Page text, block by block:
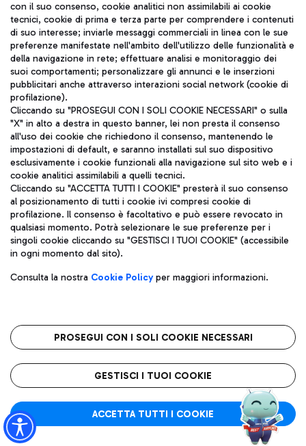
TRAVEL JOURNAL
ITA
Aeroporti di Roma S.p.A. - Società soggetta a direzione e
coordinamento di Mundys S.p.A.
Codice fiscale e Registro delle Imprese di Roma 13032990155 P.
IVA 06572251004
Capitale sociale 62.224.743,00 int. vers.
Sede legale: Via Pier Paolo Racchetti 1 - 00054 Fiumicino (RM)
telefono +39 06 65951
Privacy policy
Note legali
Roma FCO
L'aeroporto stellato
con il suo consenso, cookie analitici non assimilabili ai cookie
tecnici, cookie di prima e terza parte per comprendere i contenuti
di suo interesse; inviarle messaggi commerciali in linea con le sue
preferenze manifestate nell'ambito dell'utilizzo delle funzionalità e
della navigazione in rete; effettuare analisi e monitoraggio dei
suoi comportamenti; personalizzare gli annunci e le inserzioni
pubblicitari anche attraverso interazioni social network (cookie di
profilazione).
Cliccando su "PROSEGUI CON I SOLI COOKIE NECESSARI" o sulla
"X" in alto a destra in questo banner, lei non presta il consenso
all'uso dei cookie che richiedono il consenso, mantenendo le
impostazioni di default, e saranno installati sul suo dispositivo
esclusivamente i cookie funzionali alla navigazione sul sito web e i
cookie analitici assimilabili a quelli tecnici.
Cliccando su "ACCETTA TUTTI I COOKIE" presterà il suo consenso
al posizionamento di tutti i cookie ivi compresi cookie di
profilazione. Il consenso è facoltativo e può essere revocato in
qualsiasi momento. Potrà selezionare le sue preferenze per i
singoli cookie cliccando su "GESTISCI I TUOI COOKIE" (accessibile
in ogni momento dal sito).
Consulta la nostra Cookie Policyper maggiori informazioni.
PROSEGUI CON I SOLI COOKIE NECESSARI
GESTISCI I TUOI COOKIE
ACCETTA TUTTI I COOKIE